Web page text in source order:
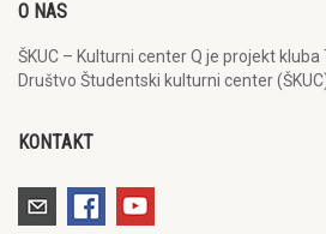
O NAS
ŠKUC – Kulturni center Q je projekt
Društvo Študentski kulturni center
KONTAKT